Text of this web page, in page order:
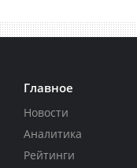
Главное
Новости
Аналитика
Рейтинги